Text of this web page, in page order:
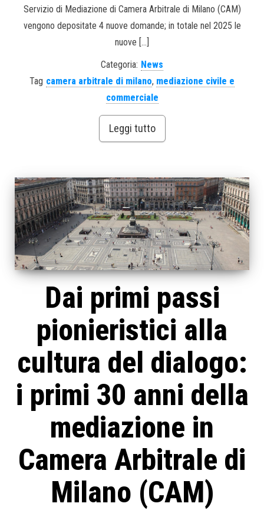
Servizio di Mediazione di Camera Arbitrale di Milano (CAM)
vengono depositate 4 nuove domande; in totale nel 2025 le
nuove […]
Categoria: News
Tag camera arbitrale di milano, mediazione civile e
commerciale
Leggi tutto
Dai primi passi
pionieristici alla
cultura del dialogo:
i primi 30 anni della
mediazione in
Camera Arbitrale di
Milano (CAM)